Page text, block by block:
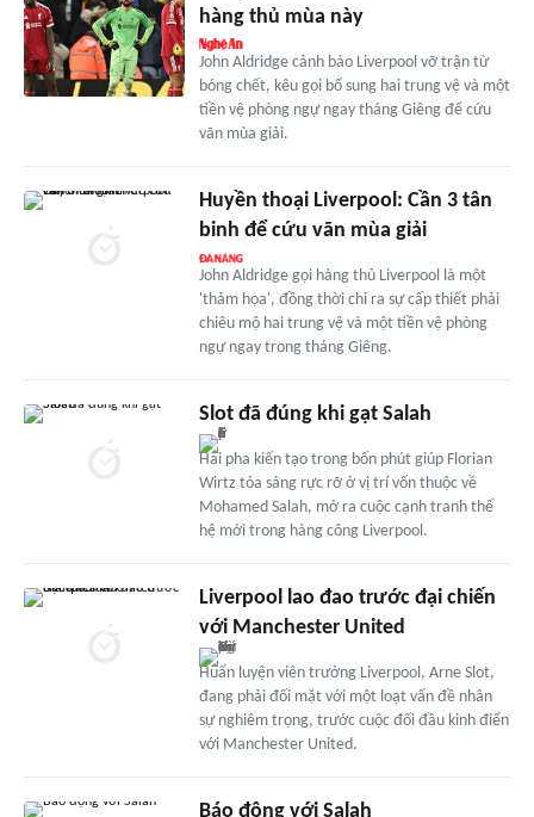
hàng thủ mùa này
John Aldridge cảnh báo Liverpool vỡ trận từ
bóng chết, kêu gọi bổ sung hai trung vệ và một
tiền vệ phòng ngự ngay tháng Giêng để cứu
vãn mùa giải.
Huyền thoại Liverpool: Cần 3 tân
binh để cứu vãn mùa giải
John Aldridge gọi hàng thủ Liverpool là một
'thảm họa', đồng thời chỉ ra sự cấp thiết phải
chiêu mộ hai trung vệ và một tiền vệ phòng
ngự ngay trong tháng Giêng.
Slot đã đúng khi gạt Salah
Hai pha kiến tạo trong bốn phút giúp Florian
Wirtz tỏa sáng rực rỡ ở vị trí vốn thuộc về
Mohamed Salah, mở ra cuộc cạnh tranh thế
hệ mới trong hàng công Liverpool.
Liverpool lao đao trước đại chiến
với Manchester United
Huấn luyện viên trưởng Liverpool, Arne Slot,
đang phải đối mặt với một loạt vấn đề nhân
sự nghiêm trọng, trước cuộc đối đầu kinh điển
với Manchester United.
Báo động với Salah